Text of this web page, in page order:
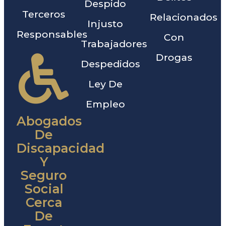
Terceros
Responsables
Abogados
De
Discapacidad
Y
Seguro
Social
Cerca
De
Despido
Injusto
Trabajadores
Despedidos
Ley De
Empleo
Relacionados
Con
Drogas